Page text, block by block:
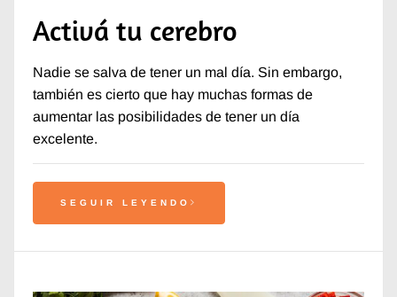
Activá tu cerebro
Nadie se salva de tener un mal día. Sin embargo,
también es cierto que hay muchas formas de
aumentar las posibilidades de tener un día
excelente.
SEGUIR LEYENDO